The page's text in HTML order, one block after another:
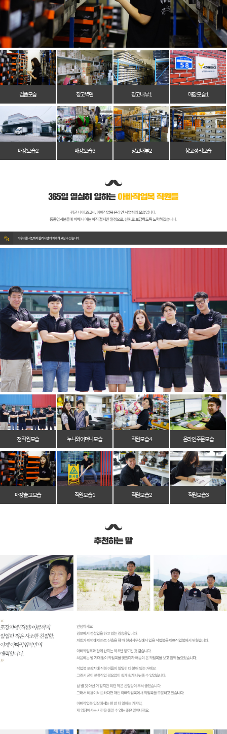
검품모습 창고벽면 창고 내부 1 매장 모습 1
매장 모습 2 매장 모습 3 창고 내부 2 창고 정리 모습
전 직원 모습 누나와 어머니 모습 직원 모습 4 온라인 주문 모습
매장 출고 모습 직원 모습 1 직원 모습 2 직원 모습 3